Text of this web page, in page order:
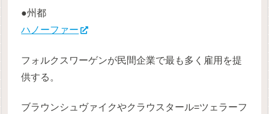
●州都
ハノーファー
フォルクスワーゲンが民間企業で最も多く雇用を提
供する。
ブラウンシュヴァイクやクラウスタール=ツェラーフ